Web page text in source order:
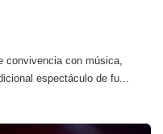
convivencia con música,
espectáculo de fu...